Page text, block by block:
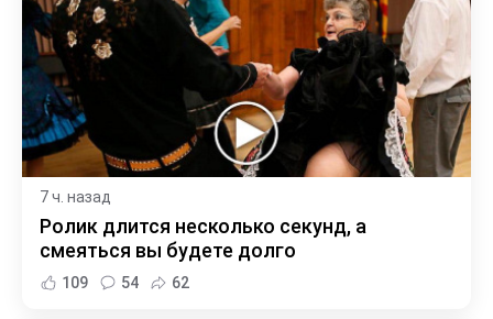
7 ч. назад
Ролик длится несколько секунд, а
смеяться вы будете долго
109 54 62